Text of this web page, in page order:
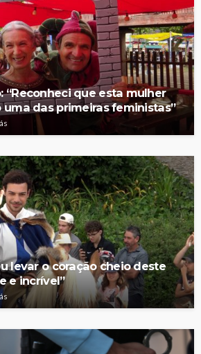
“Reconheci que esta mulher
das primeiras feministas”
levar o coração cheio deste
e incrível”